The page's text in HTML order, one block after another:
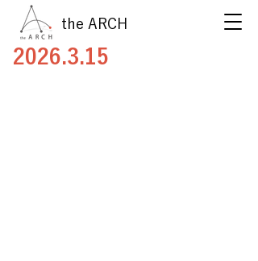
the ARCH
2026.3.15